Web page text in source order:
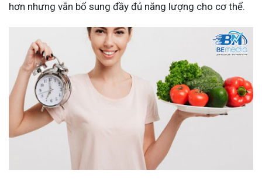
hơn nhưng vẫn bổ sung đầy đủ năng lượng cho cơ thể.